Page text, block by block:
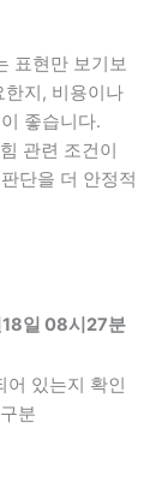
표현만 보기보
한지, 비용이나
좋습니다.
관련 조건이
단을 더 안정적
일 08시27분
어 있는지 확인
분